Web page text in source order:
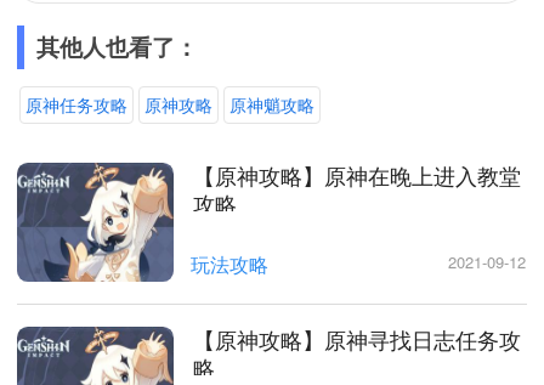
其他人也看了：
原神任务攻略 原神攻略 原神魈攻略
【原神攻略】原神在晚上进入教堂
攻略
玩法攻略 2021-09-12
【原神攻略】原神寻找日志任务攻
略